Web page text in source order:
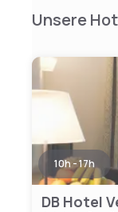
Unsere
10h - 17h
DB Hotel